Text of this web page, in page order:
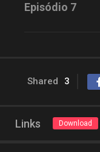
Episódio 7
Shared 3
Links Download